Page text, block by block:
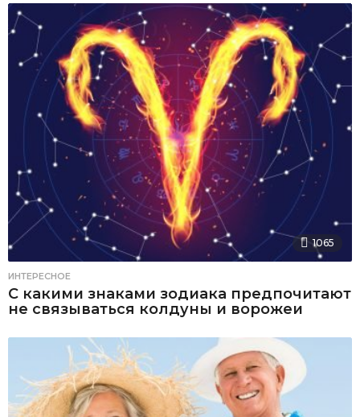
1065
ИНТЕРЕСНОЕ
С какими знаками зодиака предпочитают
не связываться колдуны и ворожеи